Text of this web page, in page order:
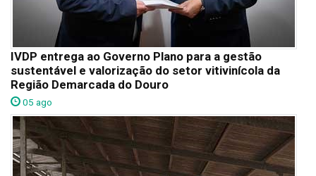
IVDP entrega ao Governo Plano para a gestão
sustentável e valorização do setor vitivinícola da
Região Demarcada do Douro
05 ago